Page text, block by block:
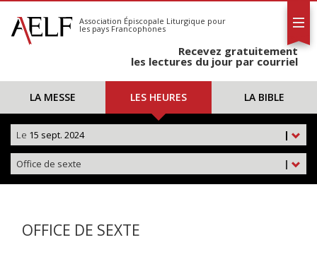
S'abonner
Calendrier
Association Épiscopale Liturgique pour
les pays Francophones
Recevez gratuitement
les lectures du jour par courriel
LA MESSE LES HEURES LA BIBLE
|
Le 15 sept. 2024
|
Office de sexte
OFFICE DE SEXTE